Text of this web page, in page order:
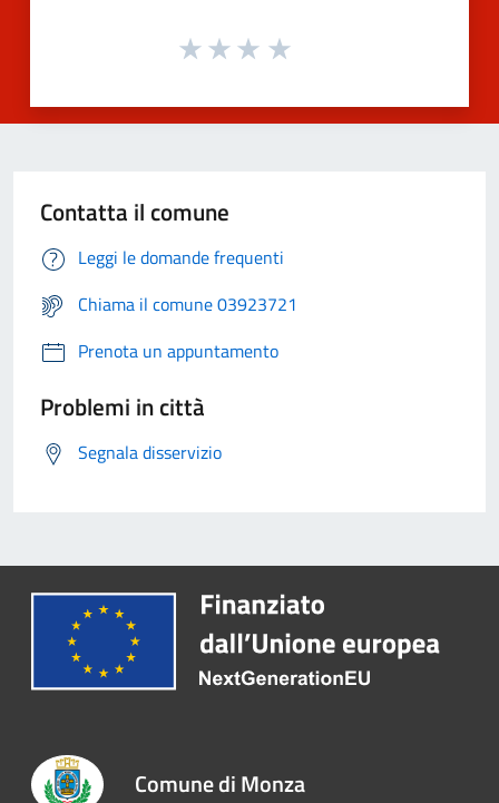
Contatta il comune
Leggi le domande frequenti
Chiama il comune 03923721
Prenota un appuntamento
Problemi in città
Segnala disservizio
Comune di Monza